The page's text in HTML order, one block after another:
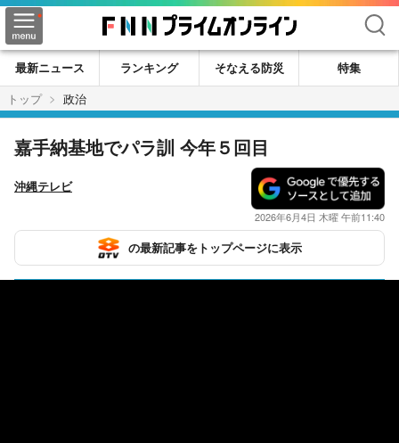
検索
最新ニュース ランキング そなえる防災
特集
トップ
政治
嘉手納基地でパラ訓 今年５回目
沖縄テレビ
2026年6月4日 木曜 午前11:40
の最新記事をトップページに表示